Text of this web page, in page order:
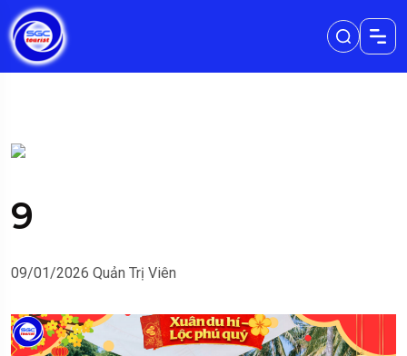
9
09/01/2026 Quản Trị Viên